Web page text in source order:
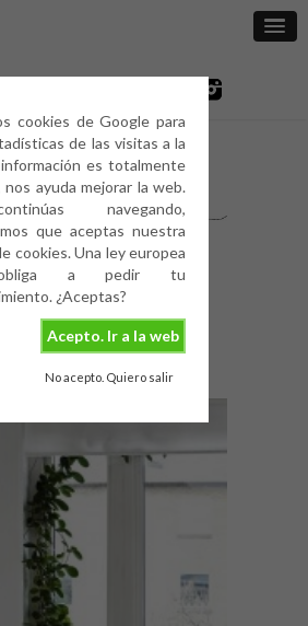
cookies de Google para
de las visitas a la
es totalmente
nos ayuda mejorar la web.
navegando,
que aceptas nuestra
cookies. Una ley europea
a pedir tu
¿Aceptas?
Acepto. Ir a la web
No acepto. Quiero salir
spring-16